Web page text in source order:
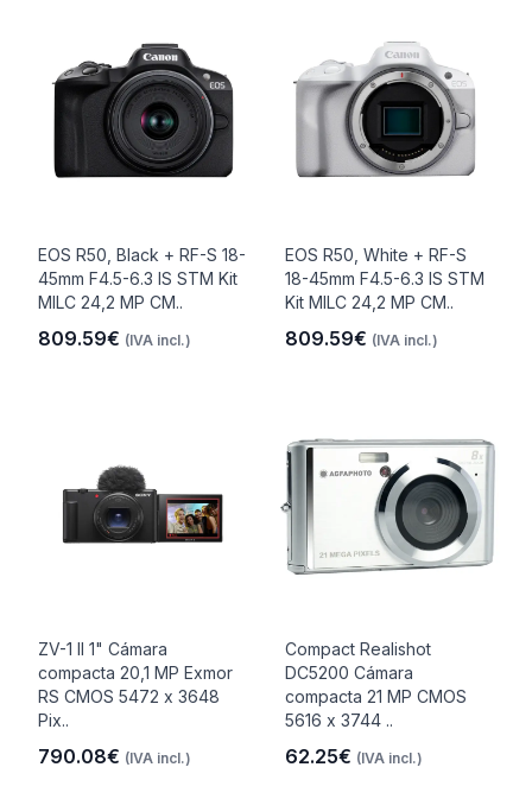
EOS R50, Black + RF-S 18-
45mm F4.5-6.3 IS STM Kit
MILC 24,2 MP CM..
809.59€ (IVA incl.)
EOS R50, White + RF-S
18-45mm F4.5-6.3 IS STM
Kit MILC 24,2 MP CM..
809.59€ (IVA incl.)
ZV-1 II 1" Cámara
compacta 20,1 MP Exmor
RS CMOS 5472 x 3648
Pix..
790.08€ (IVA incl.)
Compact Realishot
DC5200 Cámara
compacta 21 MP CMOS
5616 x 3744 ..
62.25€ (IVA incl.)